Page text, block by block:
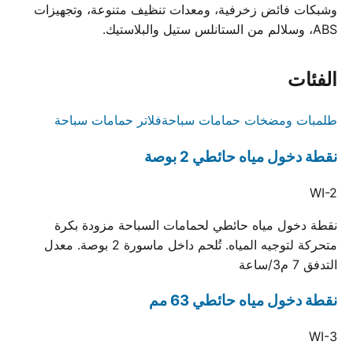
وشبكات فائض زخرفية، ومعدات تنظيف متنوعة، وتجهيزات
ABS، وسلالم من الستانلس ستيل والبلاستيك.
الفئات
طلمبات ومضخات حمامات سباحةفلاتر حمامات سباحة
نقطة دخول مياه حائطي 2 بوصة
WI-2
نقطة دخول مياه حائطي لحمامات السباحة مزودة بكرة
متحركة لتوجيه المياه. تُلحم داخل ماسورة 2 بوصة. معدل
التدفق 7 م3/ساعة
نقطة دخول مياه حائطي 63 مم
WI-3